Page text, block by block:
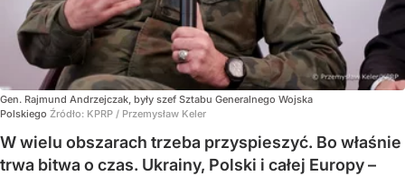
Gen. Rajmund Andrzejczak, były szef Sztabu Generalnego Wojska
Polskiego Źródło: KPRP / Przemysław Keler
W wielu obszarach trzeba przyspieszyć. Bo właśnie
trwa bitwa o czas. Ukrainy, Polski i całej Europy –